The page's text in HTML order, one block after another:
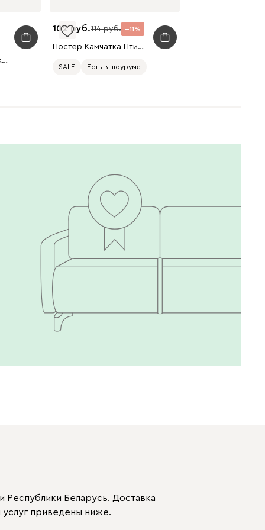
495 520
960 994
Кресло Тилар Рогожка Розовый
102 114 11
Постер Камчатка Птицы 43x33
SALE Есть в шоуруме
Беларусь. Доставка
услуг приведены ниже.